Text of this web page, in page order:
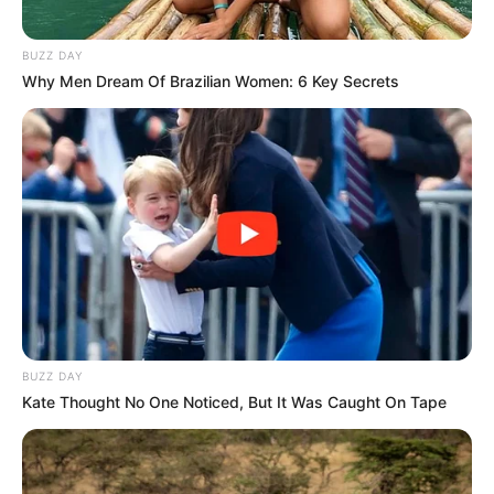
BUZZ DAY
Why Men Dream Of Brazilian Women: 6 Key Secrets
BUZZ DAY
Kate Thought No One Noticed, But It Was Caught On Tape